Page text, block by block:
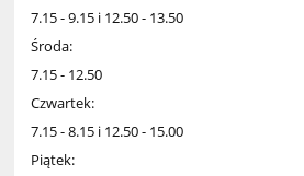
7.15 - 9.15 i 12.50 - 13.50
Środa:
7.15 - 12.50
Czwartek:
7.15 - 8.15 i 12.50 - 15.00
Piątek: